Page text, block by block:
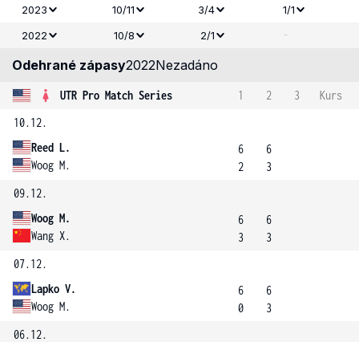
2023
10/11 3/4
1/1
2022
10/8 2/1 -
Odehrané zápasy2022Nezadáno
UTR Pro Match Series 1 2 3
Kurs
10.12.
Reed L.
Woog M.
6
2
6
3
09.12.
Woog M.
Wang X.
6
3
6
3
07.12.
Lapko V.
Woog M.
6
0
6
3
06.12.